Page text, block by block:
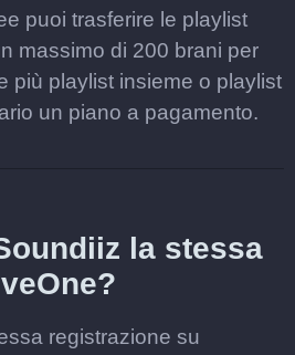
puoi trasferire le playlist
massimo di 200 brani per
più playlist insieme o playlist
un piano a pagamento.
la stessa
registrazione su